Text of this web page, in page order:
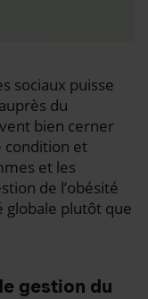
sociaux puisse
du
bien cerner
condition et
et les
de l’obésité
globale plutôt que
gestion du